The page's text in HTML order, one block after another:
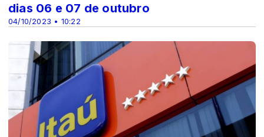
04/10/2023 • 10:22
dias 06 e 07 de outubro